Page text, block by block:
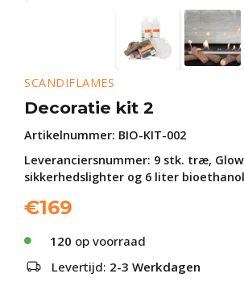
SCANDIFLAMES
Decoratie kit 2
Artikelnummer: BIO-KIT-002
Leveranciersnummer: 9 stk. træ,
sikkerhedslighter og 6 liter bioethanol
€169
120 op voorraad
Levertijd: 2-3 Werkdagen